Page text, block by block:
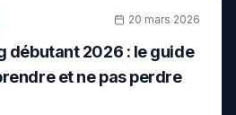
20 mars 2026
débutant 2026 : le guide
et ne pas perdre